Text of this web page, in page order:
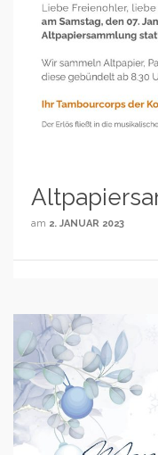
am 2. JANUAR 2023